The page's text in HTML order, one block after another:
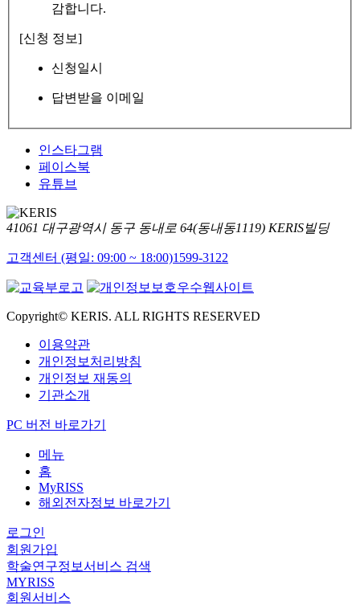
감합니다.
[신청 정보]
신청일시
답변받을 이메일
인스타그램
페이스북
유튜브
41061 대구광역시 동구 동내로 64(동내동1119) KERIS빌딩
고객센터 (평일: 09:00 ~ 18:00)1599-3122
Copyright© KERIS. ALL RIGHTS RESERVED
이용약관
개인정보처리방침
개인정보 재동의
기관소개
PC 버전 바로가기
메뉴
홈
MyRISS
해외전자정보 바로가기
로그인
회원가입
학술연구정보서비스 검색
MYRISS
회원서비스